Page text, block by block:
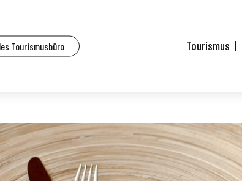
Tourismusbüro Tourismus